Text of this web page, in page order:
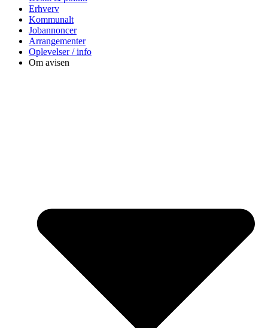
Erhverv
Kommunalt
Jobannoncer
Arrangementer
Oplevelser / info
Om avisen